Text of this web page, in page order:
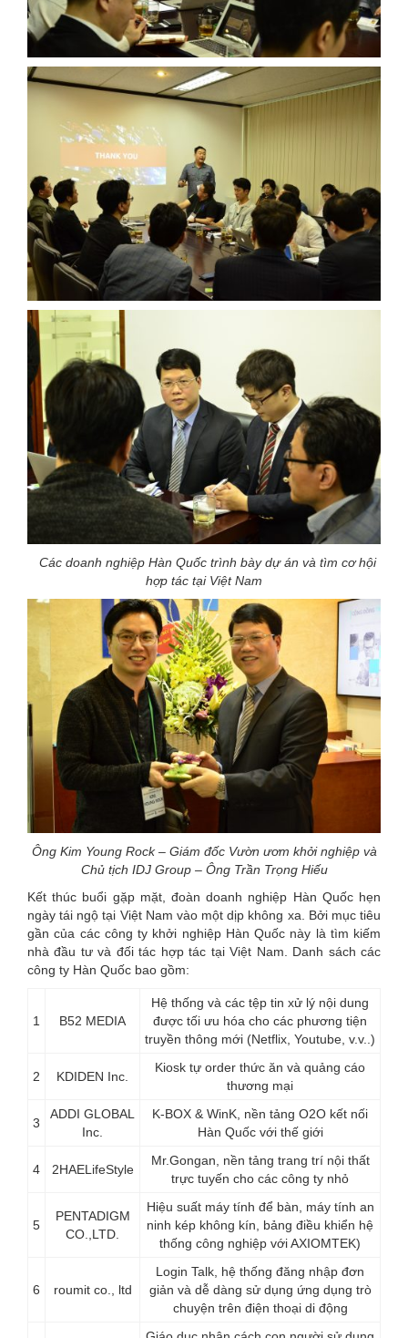
Các doanh nghiệp Hàn Quốc trình bày dự án và tìm cơ hội
hợp tác tại Việt Nam
Ông Kim Young Rock – Giám đốc Vườn ươm khởi nghiệp và
Chủ tịch IDJ Group – Ông Trần Trọng Hiếu
Kết thúc buổi gặp mặt, đoàn doanh nghiệp Hàn Quốc hẹn
ngày tái ngộ tại Việt Nam vào một dịp không xa. Bởi mục tiêu
gần của các công ty khởi nghiệp Hàn Quốc này là tìm kiếm
nhà đầu tư và đối tác hợp tác tại Việt Nam. Danh sách các
công ty Hàn Quốc bao gồm:
1 B52 MEDIA
Hệ thống và các tệp tin xử lý nội dung
được tối ưu hóa cho các phương tiện
truyền thông mới (Netflix, Youtube, v.v..)
2 KDIDEN Inc.
Kiosk tự order thức ăn và quảng cáo
thương mại
3
ADDI GLOBAL
Inc.
K-BOX & WinK, nền tảng O2O kết nối
Hàn Quốc với thế giới
4 2HAELifeStyle
Mr.Gongan, nền tảng trang trí nội thất
trực tuyến cho các công ty nhỏ
5
PENTADIGM
CO.,LTD.
Hiệu suất máy tính để bàn, máy tính an
ninh kép không kín, bảng điều khiển hệ
thống công nghiệp với AXIOMTEK)
6 roumit co., ltd
Login Talk, hệ thống đăng nhập đơn
giản và dễ dàng sử dụng ứng dụng trò
chuyện trên điện thoại di động